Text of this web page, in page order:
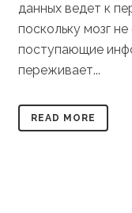
данных ведет к
поскольку мозг
поступающие
переживает...
READ MORE